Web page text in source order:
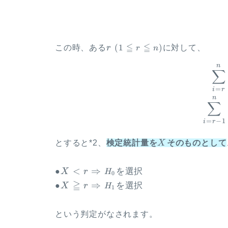
この時、あるr ~
r (1 ≦ r ≦ n) に対して、
i =r
∑
n
i =r−1
∑
n
とすると*2、 検定統計量をX
X そのものとして
● X \lt r
\Rightarrow
{\small H_0
X < r ⇒ H0 を選択
● X \geqq r
{\small H_1
を選択}
X ≧ r ⇒ H1 を選択
という判定がなされます。